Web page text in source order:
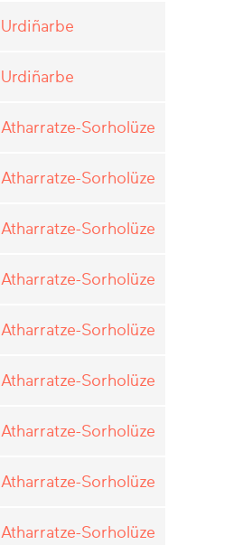
Urdiñarbe
Urdiñarbe
Atharratze-Sorholüze
Atharratze-Sorholüze
Atharratze-Sorholüze
Atharratze-Sorholüze
Atharratze-Sorholüze
Atharratze-Sorholüze
Atharratze-Sorholüze
Atharratze-Sorholüze
Atharratze-Sorholüze